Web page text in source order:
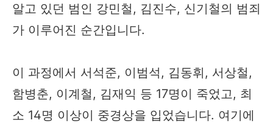
알고 있던 범인 강민철, 김진수, 신기철의 범죄
가 이루어진 순간입니다.
이 과정에서 서석준, 이범석, 김동휘, 서상철,
함병춘, 이계철, 김재익 등 17명이 죽었고, 최
소 14명 이상이 중경상을 입었습니다. 여기에